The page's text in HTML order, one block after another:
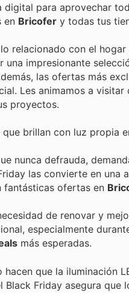
para aprovechar
en Bricofer y todas tus
relacionado con el
impresionante
las ofertas más
Les animamos a visitar
proyectos.
brillan con luz propia
nunca defrauda,
las convierte en una
fantásticas ofertas en
de renovar y
especialmente
más esperadas.
que la iluminación
Black Friday asegura que